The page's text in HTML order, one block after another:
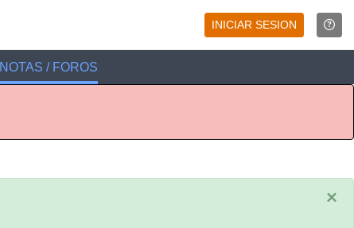
INICIAR SESION
NOTAS / FOROS
×